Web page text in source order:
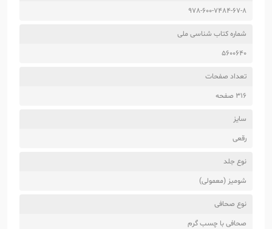
978-600-7484-67-8
شماره کتاب شناسی ملی
5600640
تعداد صفحات
316 صفحه
سایز
رقعی
نوع جلد
شومیز (معمولی)
نوع صحافی
صحافی با چسب گرم